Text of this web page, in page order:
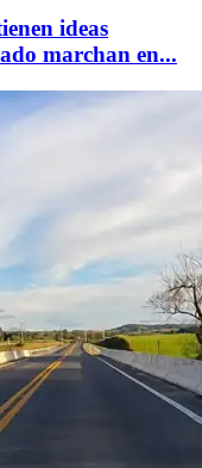
ideas
marchan en...